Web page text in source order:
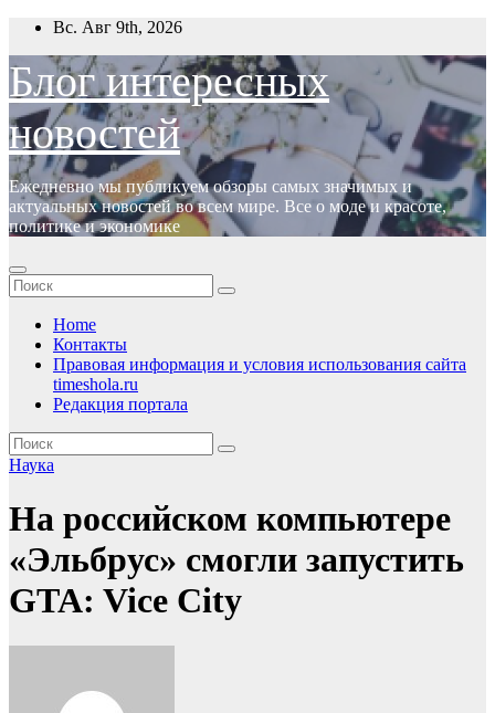
Перейти
содержимому
Вс. Авг 9th, 2026
Блог интересных
новостей
Ежедневно мы публикуем обзоры самых значимых и
актуальных новостей во всем мире. Все о моде и красоте,
политике и экономике
Home
Контакты
Правовая информация и условия использования сайта
timeshola.ru
Редакция портала
Наука
На российском компьютере
«Эльбрус» смогли запустить
GTA: Vice City